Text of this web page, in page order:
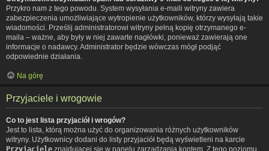
Przykro nam z tego powodu. System wysyłania e-maili witryny zawiera
zabezpieczenia umożliwiające wytropienie użytkowników, którzy wysyłają takie
wiadomości. Prześlij administratorowi witryny pełną kopię otrzymanego e-
maila – ważne, aby były w niej zawarte nagłówki, ponieważ zawierają one
informacje o nadawcy. Administrator będzie wówczas mógł podjąć
odpowiednie działania.
Na górę
Przyjaciele i wrogowie
Co to jest lista przyjaciół i wrogów?
Jest to lista, którą można użyć do organizowania różnych użytkowników
witryny. Użytkownicy dodani do listy przyjaciół będą wyświetleni na karcie
Przyjaciele znajdującej się w panelu zarządzania kontem. Z tego poziomu